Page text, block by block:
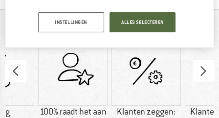
IN EEN OOGOPSLAG
g 100% raadt het aan
Klanten zeggen:
INSTELLINGEN ALLES SELECTEREN